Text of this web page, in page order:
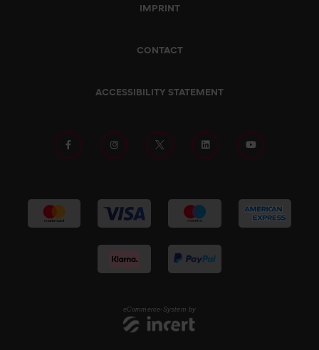
IMPRINT
CONTACT
ACCESSIBILITY STATEMENT
eCommerce-System by